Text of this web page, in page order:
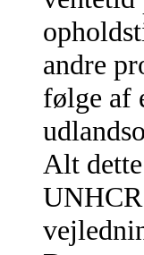
andre
følge af
Alt